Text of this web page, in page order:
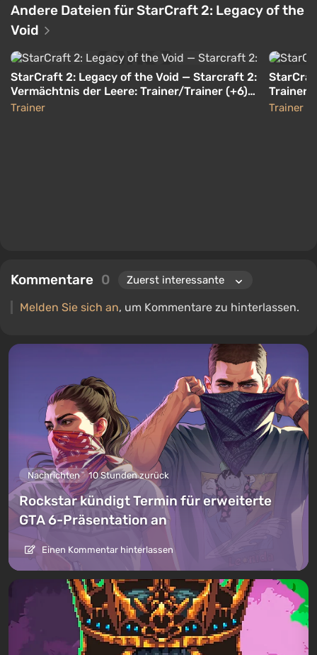
Andere Dateien für StarCraft 2: Legacy of the
Void
StarCraft 2: Legacy of the Void — Starcraft 2:
Vermächtnis der Leere: Trainer/Trainer (+6)
[3.17.1.57218: x64] {MrAntiFun}
Trainer
Trainer
Trainer
Kommentare 0
Melden Sie sich an, um Kommentare zu hinterlassen.
Nachrichten 10 Stunden zurück
Rockstar kündigt Termin für erweiterte
GTA 6-Präsentation an
Einen Kommentar hinterlassen